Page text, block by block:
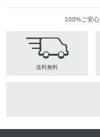
100%ご安
送料無料